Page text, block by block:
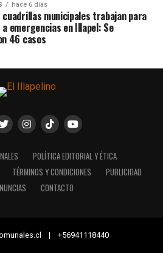
hace 6 días
cuadrillas municipales trabajan para
emergencias en Illapel: Se
46 casos
POLÍTICA EDITORIAL Y ÉTICA
TÉRMINOS Y CONDICIONES
PUBLICIDAD
CONTACTO
| +56941118440